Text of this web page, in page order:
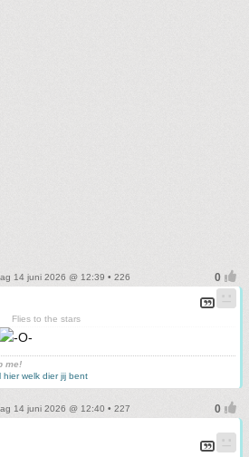
14 juni 2026 @ 12:39 • 226
Flies to the stars
me!
welk dier jij bent
14 juni 2026 @ 12:40 • 227